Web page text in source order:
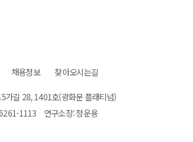
채용정보 찾아오시는길
가길 28, 1401호(광화문 플래티넘)
1113
연구소장: 정운용